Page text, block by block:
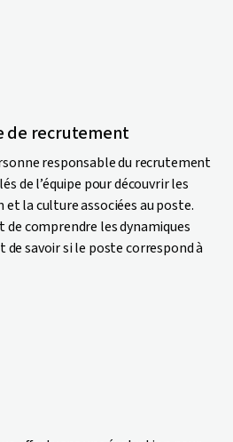
de recrutement
responsable du recrutement
de l’équipe pour découvrir les
la culture associées au poste.
comprendre les dynamiques
de savoir si le poste correspond à